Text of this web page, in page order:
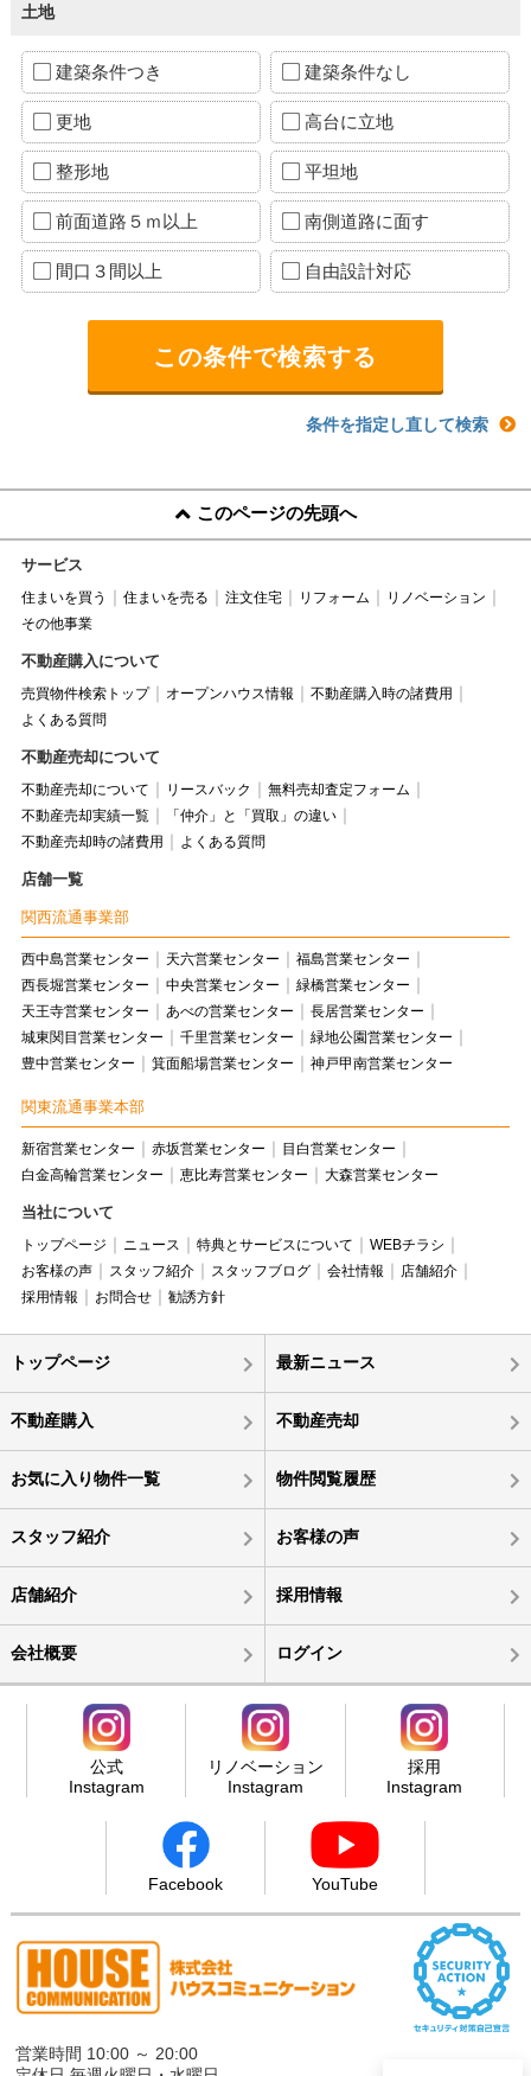
土地
建築条件つき 建築条件なし
更地 高台に立地
整形地 平坦地
前面道路５ｍ以上 南側道路に面す
間口３間以上 自由設計対応
条件を指定し直して検索
このページの先頭へ
サービス
住まいを買う 住まいを売る 注文住宅 リフォーム
リノベーション
その他事業
不動産購入について
売買物件検索トップ オープンハウス情報
不動産購入時の諸費用
よくある質問
不動産売却について
不動産売却について リースバック
無料売却査定フォーム
不動産売却実績一覧
「仲介」と「買取」の違い
不動産売却時の諸費用
よくある質問
店舗一覧
関西流通事業部
西中島営業センター 天六営業センター
福島営業センター
西長堀営業センター
中央営業センター
緑橋営業センター
天王寺営業センター
あべの営業センター
長居営業センター
城東関目営業センター
千里営業センター
緑地公園営業センター
豊中営業センター
箕面船場営業センター 神戸甲南営業センター
関東流通事業本部
新宿営業センター 赤坂営業センター
目白営業センター
白金高輪営業センター
恵比寿営業センター 大森営業センター
当社について
トップページ ニュース 特典とサービスについて
WEBチラシ
お客様の声
スタッフ紹介 スタッフブログ 会社情報
店舗紹介
採用情報
お問合せ 勧誘方針
トップページ 最新ニュース
不動産購入 不動産売却
お気に入り物件一覧 物件閲覧履歴
スタッフ紹介 お客様の声
店舗紹介 採用情報
会社概要 ログイン
公式
Instagram
リノベーション
Instagram
採用
Instagram
Facebook YouTube
営業時間 10:00 ～ 20:00